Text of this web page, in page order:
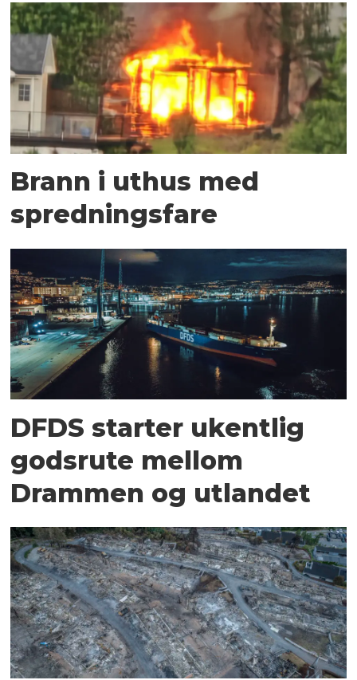
Brann i uthus med
spredningsfare
DFDS starter ukentlig
godsrute mellom
Drammen og utlandet